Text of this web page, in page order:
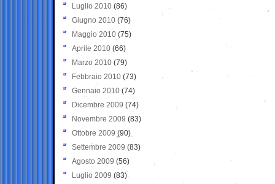
Luglio 2010 (86)
Giugno 2010 (76)
Maggio 2010 (75)
Aprile 2010 (66)
Marzo 2010 (79)
Febbraio 2010 (73)
Gennaio 2010 (74)
Dicembre 2009 (74)
Novembre 2009 (83)
Ottobre 2009 (90)
Settembre 2009 (83)
Agosto 2009 (56)
Luglio 2009 (83)